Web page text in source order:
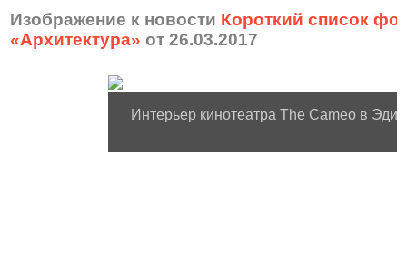
Изображение к новости Короткий список
«Архитектура» от 26.03.2017
Интерьер кинотеатра The Cameo в